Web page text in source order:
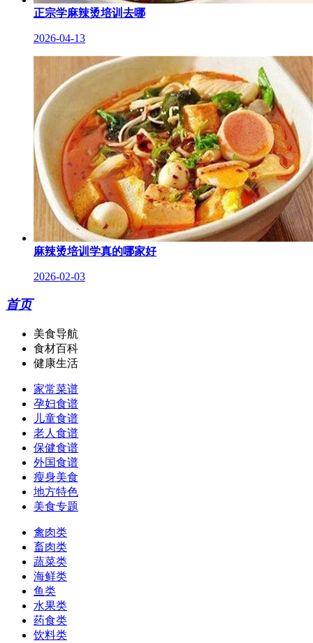
正宗学麻辣烫培训去哪
2026-04-13
麻辣烫培训学真的哪家好
2026-02-03
首页
美食导航
食材百科
健康生活
家常菜谱
孕妇食谱
儿童食谱
老人食谱
保健食谱
外国食谱
瘦身美食
地方特色
美食专题
禽肉类
畜肉类
蔬菜类
海鲜类
鱼类
水果类
药食类
饮料类